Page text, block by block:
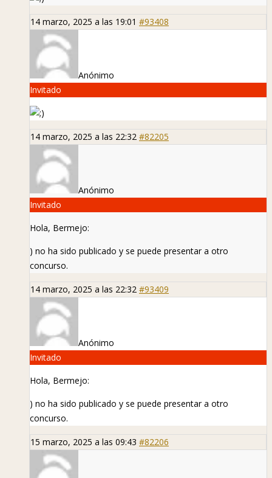
14 marzo, 2025 a las 19:01 #93408
Anónimo
Invitado
14 marzo, 2025 a las 22:32 #82205
Anónimo
Invitado
Hola, Bermejo:
) no ha sido publicado y se puede presentar a otro
concurso.
14 marzo, 2025 a las 22:32 #93409
Anónimo
Invitado
Hola, Bermejo:
) no ha sido publicado y se puede presentar a otro
concurso.
15 marzo, 2025 a las 09:43 #82206